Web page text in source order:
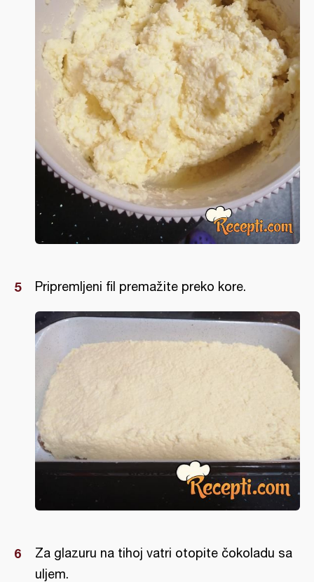
Pripremljeni fil premažite preko kore.
Za glazuru na tihoj vatri otopite čokoladu sa
uljem.